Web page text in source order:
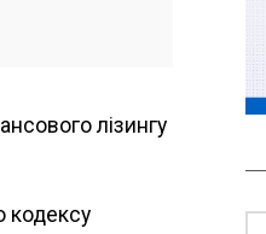
лізингу
кодексу